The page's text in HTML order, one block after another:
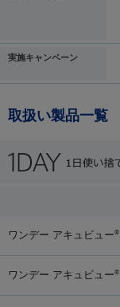
実施キャンペーン
取扱い製品一覧
ワンデー アキュビュー®
ワンデー アキュビュー®